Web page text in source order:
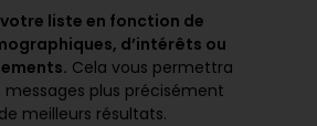
liste en fonction de
d’intérêts ou
Cela vous permettra
messages plus précisément
meilleurs résultats.